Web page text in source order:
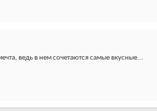
ведь в нем сочетаются самые вкусные...